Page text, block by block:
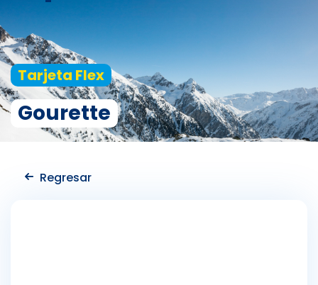
Tarjeta Flex
Gourette
Regresar
FR
EN